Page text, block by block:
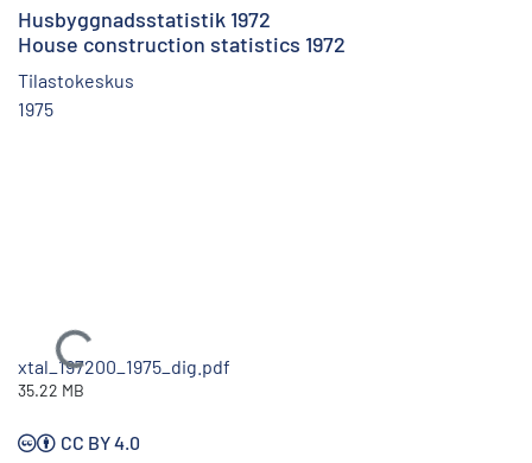
Husbyggnadsstatistik 1972
House construction statistics 1972
Tilastokeskus
1975
Ladataan...
xtal_197200_1975_dig.pdf
35.22 MB
CC BY 4.0